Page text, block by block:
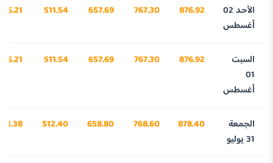
الأحد 02
أغسطس
876.92
767.30
657.69
511.54
السبت
01
أغسطس
876.92
767.30
657.69
511.54
الجمعة
31 يوليو
878.40
768.60
658.80
512.40